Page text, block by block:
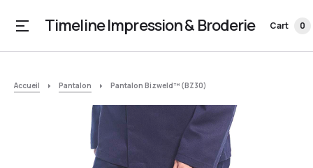
Timeline Impression & Broderie Cart 0
Accueil Pantalon Pantalon Bizweld™ (BZ30)